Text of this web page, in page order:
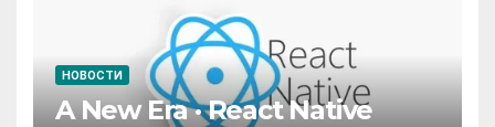
НОВОСТИ
A New Era · React Native